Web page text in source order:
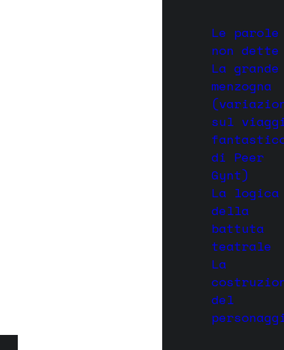
Le parole
non dette
La grande
menzogna
sul
di Peer
Gynt)
La logica
della
battuta
teatrale
La
del